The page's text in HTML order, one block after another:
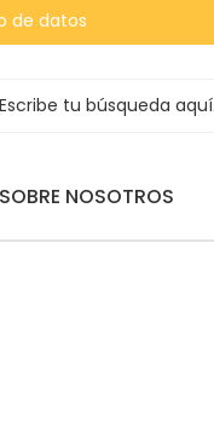
de datos
SOBRE NOSOTROS